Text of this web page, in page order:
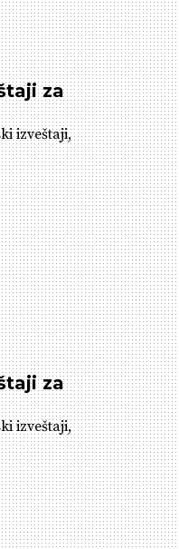
za
izveštaji
za
izveštaji